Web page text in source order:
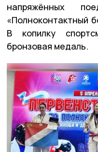
напряжённых
«Полноконтактный
В копилку
бронзовая медаль.